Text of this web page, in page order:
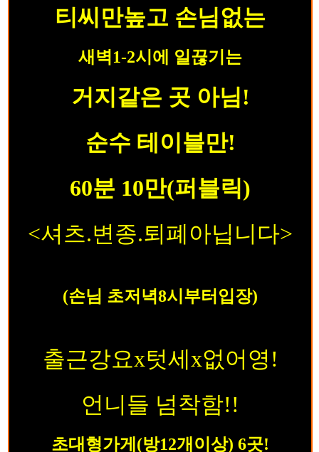
티씨만높고 손님없는
새벽1-2시에 일끊기는
거지같은 곳 아님!
순수 테이블만!
60분 10만(퍼블릭)
<셔츠.변종.퇴폐아닙니다>
(손님 초저녁8시부터입장)
출근강요x텃세x없어영!
언니들 넘착함!!
초대형가게(방12개이상) 6곳!